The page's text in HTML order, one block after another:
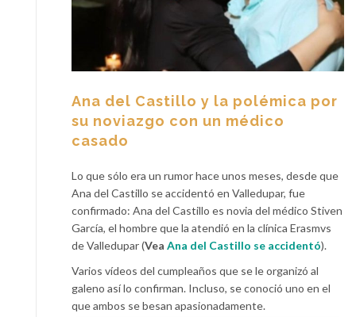
Ana del Castillo y la polémica por
su noviazgo con un médico
casado
Lo que sólo era un rumor hace unos meses, desde que
Ana del Castillo se accidentó en Valledupar, fue
confirmado: Ana del Castillo es novia del médico Stiven
García, el hombre que la atendió en la clínica Erasmvs
de Valledupar (Vea Ana del Castillo se accidentó).
Varios vídeos del cumpleaños que se le organizó al
galeno así lo confirman. Incluso, se conoció uno en el
que ambos se besan apasionadamente.